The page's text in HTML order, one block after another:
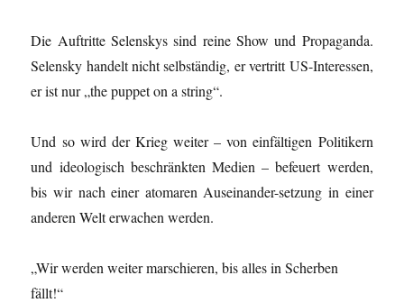
Die Auftritte Selenskys sind reine Show und Propaganda.
Selensky handelt nicht selbständig, er vertritt US-Interessen,
er ist nur „the puppet on a string“.
Und so wird der Krieg weiter – von einfältigen Politikern
und ideologisch beschränkten Medien – befeuert werden,
bis wir nach einer atomaren Auseinander-setzung in einer
anderen Welt erwachen werden.
„Wir werden weiter marschieren, bis alles in Scherben
fällt!“